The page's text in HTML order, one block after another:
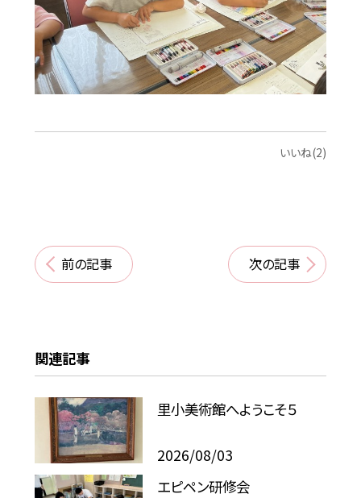
いいね(2)
前の記事 次の記事
関連記事
里小美術館へようこそ５
2026/08/03
エピペン研修会